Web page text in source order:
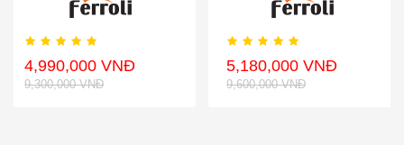
4,990,000 VNĐ
9,300,000 VNĐ
5,180,000 VNĐ
9,600,000 VNĐ